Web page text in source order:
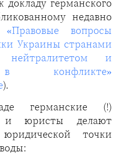
докладу германского
недавно
«Правовые вопросы
Украины странами
и
конфликте»
).
германские (!)
и юристы делают
точки